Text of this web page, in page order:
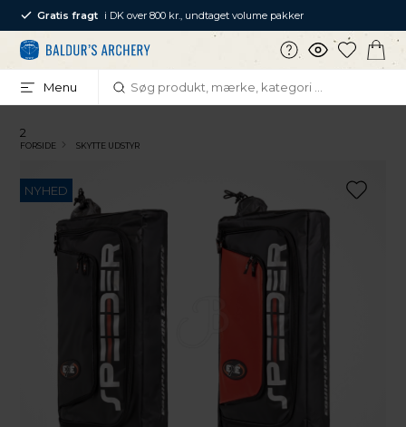
Gratis fragt i DK over 800 kr., undtaget volume pakker
Menu
2
FORSIDE SKYTTE UDSTYR
NYHED